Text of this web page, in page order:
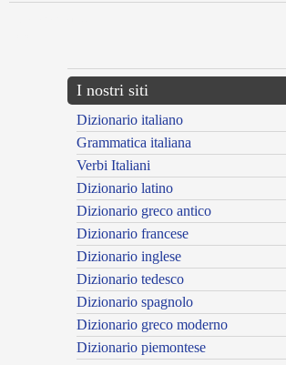
I nostri siti
Dizionario italiano
Grammatica italiana
Verbi Italiani
Dizionario latino
Dizionario greco antico
Dizionario francese
Dizionario inglese
Dizionario tedesco
Dizionario spagnolo
Dizionario greco moderno
Dizionario piemontese